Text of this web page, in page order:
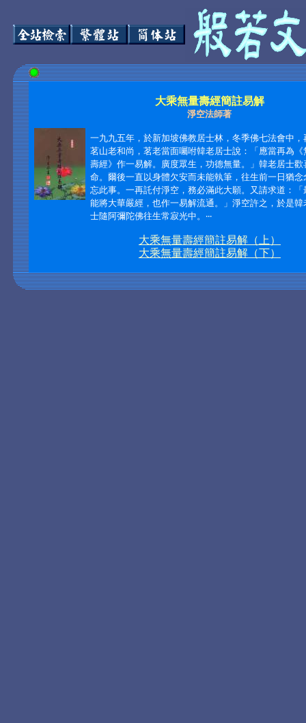
大乘無量壽經簡註易解
淨空法師著
一九九五年，於新加坡佛教居士林，冬季佛七法會中，
茗山老和尚，茗老當面囑咐韓老居士說：「應當再為《
壽經》作一易解。廣度眾生，功德無量。」韓老居士歡
命。爾後一直以身體欠安而未能執筆，往生前一日猶念
忘此事。一再託付淨空，務必滿此大願。又請求道：「
能將大華嚴經，也作一易解流通。」淨空許之，於是韓
士隨阿彌陀佛往生常寂光中。‧‧‧
大乘無量壽經簡註易解（上）
大乘無量壽經簡註易解（下）